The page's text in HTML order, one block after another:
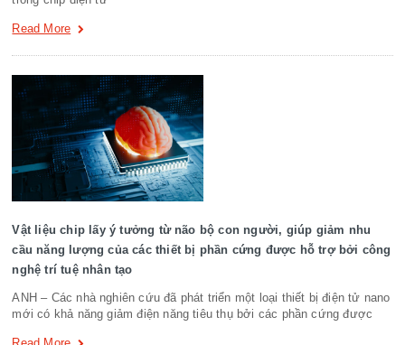
Read More
Vật liệu chip lấy ý tưởng từ não bộ con người, giúp giảm nhu
cầu năng lượng của các thiết bị phần cứng được hỗ trợ bởi công
nghệ trí tuệ nhân tạo
ANH – Các nhà nghiên cứu đã phát triển một loại thiết bị điện tử nano
mới có khả năng giảm điện năng tiêu thụ bởi các phần cứng được